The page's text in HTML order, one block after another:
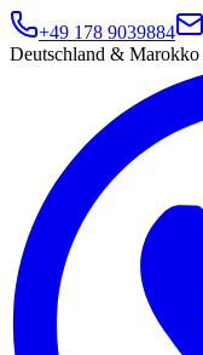
+49 178 9039884
Deutschland & Marokko